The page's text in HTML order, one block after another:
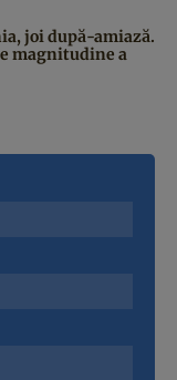
joi după-amiază.
magnitudine a